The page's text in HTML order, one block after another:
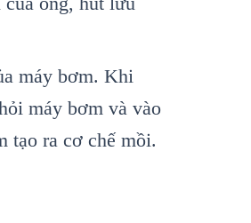
máy bơm. Khi
máy bơm và vào
tạo ra cơ chế mồi.